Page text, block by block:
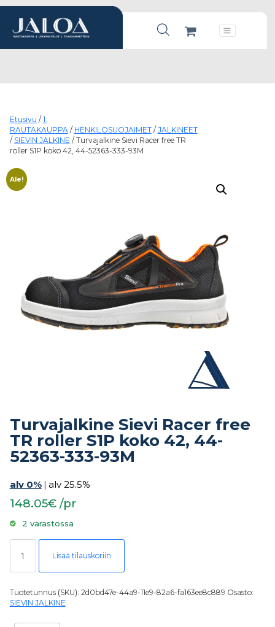
Products search
Päävalikko
Etusivu / 1.
RAUTAKAUPPA/ HENKILÖSUOJAIMET/ JALKINEET
/ SIEVIN JALKINE / Turvajalkine Sievi Racer free TR
roller S1P koko 42, 44-52363-333-93M
Ale!
Turvajalkine Sievi Racer free
TR roller S1P koko 42, 44-
52363-333-93M
alv 0% | alv 25.5%
148.05€ /pr
2 varastossa
Turvajalkine Sievi Racer free TR roller S1P koko 42, 44-52363-333-93M
Lisää tilauskoriin
Tuotetunnus (SKU): 2d0bd47e-44a9-11e9-82a6-fa163ee8c889 Osasto:
SIEVIN JALKINE